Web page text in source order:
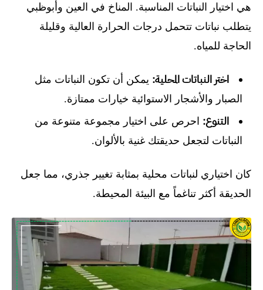
هي اختيار النباتات المناسبة. المناخ في العين وأبوظبي
يتطلب نباتات تتحمل درجات الحرارة العالية وقليلة
الحاجة للمياه.
اختر النباتات المحلية: يمكن أن تكون النباتات مثل
الصبار والأشجار الاستوائية خيارات ممتازة.
التنوع: احرص على اختيار مجموعة متنوعة من
النباتات لتجعل حديقتك غنية بالألوان.
كان اختياري لنباتات محلية بمثابة تغيير جذري، مما جعل
الحديقة أكثر تناغماً مع البيئة المحيطة.